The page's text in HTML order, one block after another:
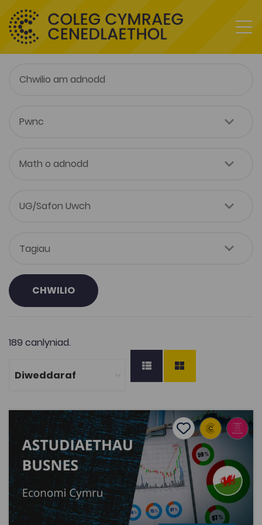
CHWILIO
189 canlyniad.
Astudiaethau Busnes: Economi Cymru
Add to favourites
Dyddiad cyhoeddi: 2022 Add to favourites
Astudiaethau Busnes: Economi Cymru
2.8K
Cymraeg Yn Unig
Tagiau
Astudiaethau Busnes
Busnes
Prosiect Deunyddiau Dysgu Digidol